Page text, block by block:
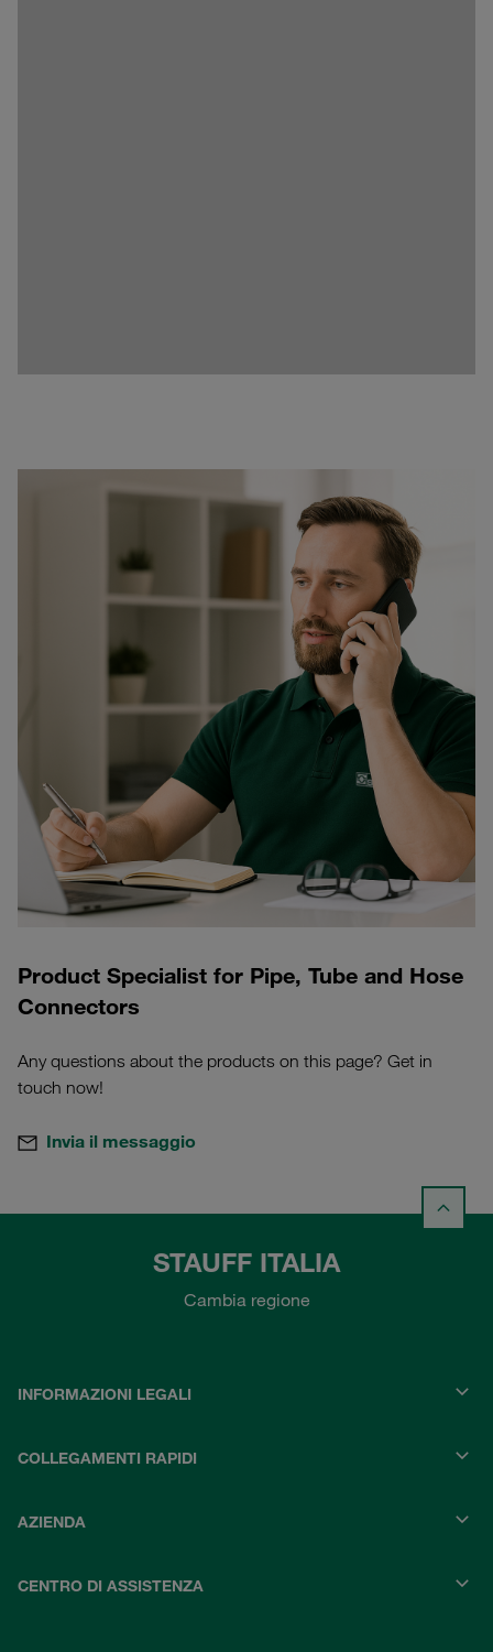
Product Specialist for Pipe, Tube and Hose
Connectors
Any questions about the products on this page? Get in
touch now!
Invia il messaggio
STAUFF ITALIA
Cambia regione
INFORMAZIONI LEGALI
COLLEGAMENTI RAPIDI
AZIENDA
CENTRO DI ASSISTENZA